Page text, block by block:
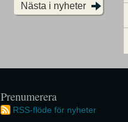
Nästa i nyheter
Prenumerera
RSS-flöde för nyheter